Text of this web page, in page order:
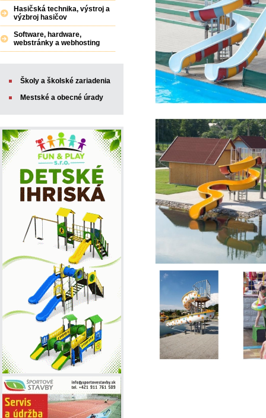
Hasičská technika, výstroj a
výzbroj hasičov
Software, hardware,
webstránky a webhosting
Školy a školské zariadenia
Mestské a obecné úrady